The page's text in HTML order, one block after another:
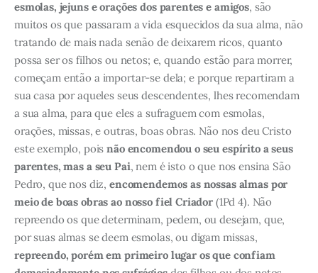
esmolas, jejuns e orações dos parentes e amigos, são
muitos os que passaram a vida esquecidos da sua alma, não
tratando de mais nada senão de deixarem ricos, quanto
possa ser os filhos ou netos; e, quando estão para morrer,
começam então a importar-se dela; e porque repartiram a
sua casa por aqueles seus descendentes, lhes recomendam
a sua alma, para que eles a sufraguem com esmolas,
orações, missas, e outras, boas obras. Não nos deu Cristo
este exemplo, poisnão encomendou o seu espírito a seus
parentes, mas a seu Pai, nem é isto o que nos ensina São
Pedro, que nos diz, encomendemos as nossas almas por
meio de boas obras ao nosso fiel Criador (1Pd 4). Não
repreendo os que determinam, pedem, ou desejam, que,
por suas almas se deem esmolas, ou digam missas,
repreendo, porém em primeiro lugar os que confiam